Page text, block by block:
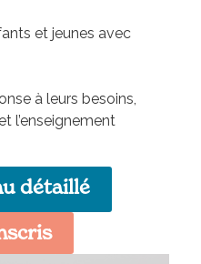
et jeunes avec
à leurs besoins,
l’enseignement
détaillé